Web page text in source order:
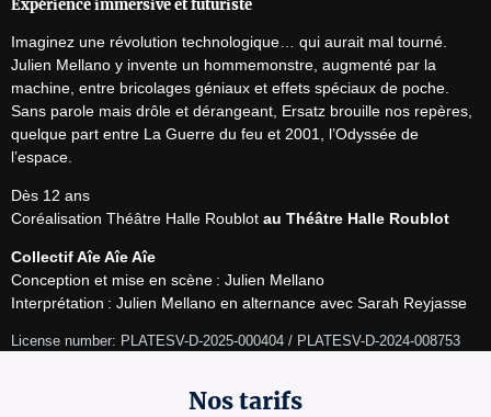
Expérience immersive et futuriste
Imaginez une révolution technologique… qui aurait mal tourné.
Julien Mellano y invente un hommemonstre, augmenté par la
machine, entre bricolages géniaux et effets spéciaux de poche.
Sans parole mais drôle et dérangeant, Ersatz brouille nos repères,
quelque part entre La Guerre du feu et 2001, l’Odyssée de
l’espace.
Dès 12 ans
Coréalisation Théâtre Halle Roublot au Théâtre Halle Roublot
Collectif Aîe Aîe Aîe
Conception et mise en scène : Julien Mellano
Interprétation : Julien Mellano en alternance avec Sarah Reyjasse
License number: PLATESV-D-2025-000404 / PLATESV-D-2024-008753
Nos tarifs